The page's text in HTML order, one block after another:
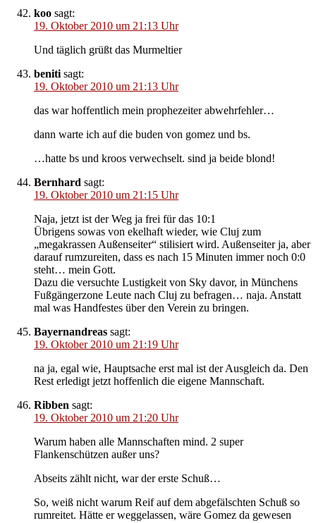
koo sagt:
19. Oktober 2010 um 21:13 Uhr
Und täglich grüßt das Murmeltier
beniti sagt:
19. Oktober 2010 um 21:13 Uhr
das war hoffentlich mein prophezeiter abwehrfehler…
dann warte ich auf die buden von gomez und bs.
…hatte bs und kroos verwechselt. sind ja beide blond!
Bernhard sagt:
19. Oktober 2010 um 21:15 Uhr
Naja, jetzt ist der Weg ja frei für das 10:1
Übrigens sowas von ekelhaft wieder, wie Cluj zum
„megakrassen Außenseiter“ stilisiert wird. Außenseiter ja, aber
darauf rumzureiten, dass es nach 15 Minuten immer noch 0:0
steht… mein Gott.
Dazu die versuchte Lustigkeit von Sky davor, in Münchens
Fußgängerzone Leute nach Cluj zu befragen… naja. Anstatt
mal was Handfestes über den Verein zu bringen.
Bayernandreas sagt:
19. Oktober 2010 um 21:19 Uhr
na ja, egal wie, Hauptsache erst mal ist der Ausgleich da. Den
Rest erledigt jetzt hoffenlich die eigene Mannschaft.
Ribben sagt:
19. Oktober 2010 um 21:20 Uhr
Warum haben alle Mannschaften mind. 2 super
Flankenschützen außer uns?
Abseits zählt nicht, war der erste Schuß…
So, weiß nicht warum Reif auf dem abgefälschten Schuß so
rumreitet. Hätte er weggelassen, wäre Gomez da gewesen